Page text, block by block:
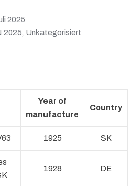
2025
2025, Unkategorisiert
Year of
manufacture
Country
1925 SK
1928 DE